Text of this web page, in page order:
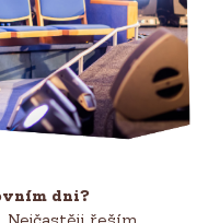
dni?
řeším